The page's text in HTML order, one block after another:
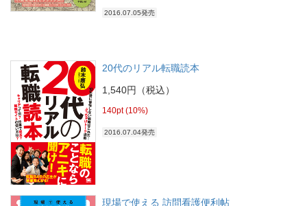
2016.07.05発売
20代のリアル転職読本
1,540円（税込）
140pt (10%)
2016.07.04発売
現場で使える 訪問看護便利帖